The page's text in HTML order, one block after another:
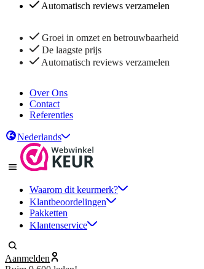
Automatisch reviews verzamelen
Groei in omzet en betrouwbaarheid
De laagste prijs
Automatisch reviews verzamelen
Over Ons
Contact
Referenties
Nederlands
Waarom dit keurmerk?
Klantbeoordelingen
Pakketten
Klantenservice
Aanmelden